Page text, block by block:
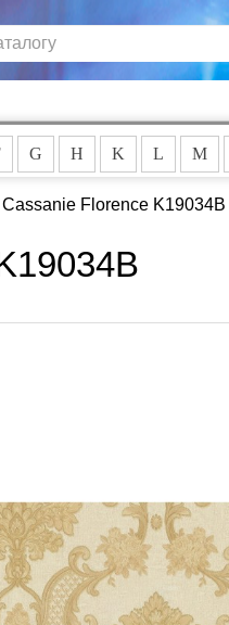
G H K L M
Florence K19034B